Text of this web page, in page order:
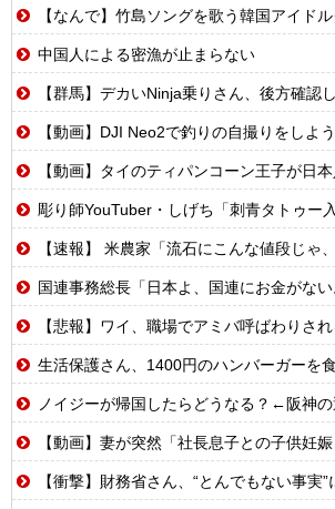
【なんで】竹島ソングを歌う韓国アイドルグルー
中国人による密漁が止まらない
【群馬】デカいNinja乗りさん、後方確認しない軽
【動画】DJI Neo2で釣りの自撮りをしようと
【動画】タイのティパンコーン王子が日
彫り師YouTuber・しげち「刺青タトゥー入れてる奴は全員バカです」「すごい民度低
【速報】 米農家「流石にこんな値段じゃ、米作り辞める人、
国連事務総長「日本よ、国連にお金がない。このままでは国
【悲報】ワイ、職場でアミバ呼ばわりされ
生活保護さん、1400円のハンバーガーを食べ
ノイジーが帰国したらどうなる？←阪神の運気
【動画】妻が突然「社長息子との子供妊娠したw悔しいなら早く見つけてよw」→10
【衝撃】財務省さん、“とんでもない事実”に気づ